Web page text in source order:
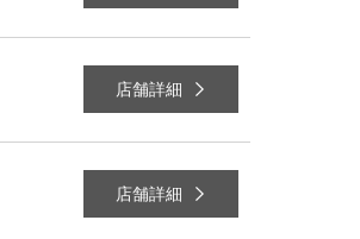
店舗詳細
店舗詳細